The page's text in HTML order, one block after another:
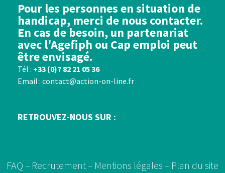
Pour les personnes en situation de
handicap, merci de nous contacter.
En cas de besoin, un partenariat
avec l'Agefiph ou Cap emploi peut
être envisagé.
Tél : +33 (0)7 82 21 05 36
Email : contact@action-on-line.fr
RETROUVEZ-NOUS SUR :
FAQ – Recrutement – Mentions légales – Plan du site